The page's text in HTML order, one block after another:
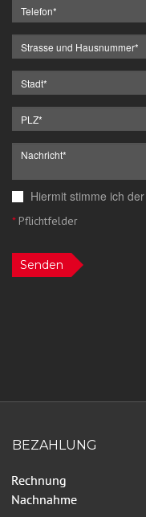
Hiermit stimme ich der
*Pflichtfelder
Senden
BEZAHLUNG